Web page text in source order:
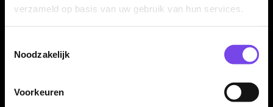
verzameld op basis van uw gebruik van hun services.
Noodzakelijk
Voorkeuren
Dartpijl Kleur:Zilver
Barrel profiel:Specialist / licht druppelvormig barrelprofiel
Grip type:Buttress groove grip / ringed grip
Dart Merk:Red Dragon Darts